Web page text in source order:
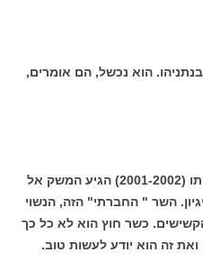
הוא נכשל, הם אומרים,
סילבן שלום היה שר האוצר הגרוע ביותר בתולדות המדינה. בתקופתו (2001-2002) הגיע המשק אל
השר " החברתי" הזה, הנשוי
כשר חוץ הוא לא כל כך
זה הוא יודע לעשות טוב.